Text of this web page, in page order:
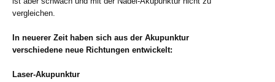
vergleichen.
In neuerer Zeit haben sich aus der Akupunktur
verschiedene neue Richtungen entwickelt:
Laser-Akupunktur